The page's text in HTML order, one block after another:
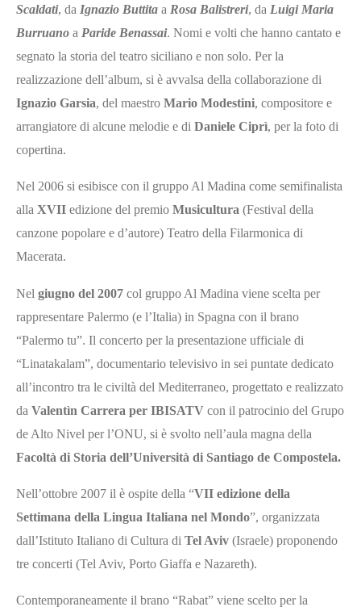
Scaldati, da Ignazio Buttita a Rosa Balistreri, da Luigi Maria
Burruano a Paride Benassai. Nomi e volti che hanno cantato e
segnato la storia del teatro siciliano e non solo. Per la
realizzazione dell’album, si è avvalsa della collaborazione di
Ignazio Garsia, del maestro Mario Modestini, compositore e
arrangiatore di alcune melodie e di Daniele Ciprì, per la foto di
copertina.
Nel 2006 si esibisce con il gruppo Al Madina come semifinalista
alla XVII edizione del premio Musicultura (Festival della
canzone popolare e d’autore) Teatro della Filarmonica di
Macerata.
Nel giugno del 2007 col gruppo Al Madina viene scelta per
rappresentare Palermo (e l’Italia) in Spagna con il brano
“Palermo tu”. Il concerto per la presentazione ufficiale di
“Linatakalam”, documentario televisivo in sei puntate dedicato
all’incontro tra le civiltà del Mediterraneo, progettato e realizzato
da Valentìn Carrera per IBISATV con il patrocinio del Grupo
de Alto Nivel per l’ONU, si è svolto nell’aula magna della
Facoltà di Storia dell’Università di Santiago de Compostela.
Nell’ottobre 2007 il è ospite della “VII edizione della
Settimana della Lingua Italiana nel Mondo”, organizzata
dall’Istituto Italiano di Cultura di Tel Aviv (Israele) proponendo
tre concerti (Tel Aviv, Porto Giaffa e Nazareth).
Contemporaneamente il brano “Rabat” viene scelto per la